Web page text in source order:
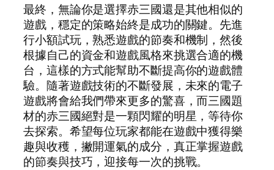
最終，無論你是選擇赤三國還是其他相似的
遊戲，穩定的策略始終是成功的關鍵。先進
行小額試玩，熟悉遊戲的節奏和機制，然後
根據自己的資金和遊戲風格來挑選合適的機
台，這樣的方式能幫助不斷提高你的遊戲體
驗。隨著遊戲技術的不斷發展，未來的電子
遊戲將會給我們帶來更多的驚喜，而三國題
材的赤三國絕對是一顆閃耀的明星，等待你
去探索。希望每位玩家都能在遊戲中獲得樂
趣與收穫，撇開運氣的成分，真正掌握遊戲
的節奏與技巧，迎接每一次的挑戰。